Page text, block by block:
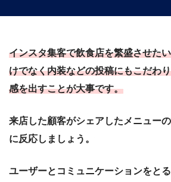
インスタ集客で飲食店を繁盛させた
けでなく内装などの投稿にもこだわ
感を出すことが大事です。
来店した顧客がシェアしたメニュー
に反応しましょう。
ユーザーとコミュニケーションをと